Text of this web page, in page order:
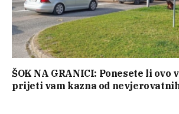
ŠOK NA GRANICI: Ponesete li ovo
prijeti vam kazna od